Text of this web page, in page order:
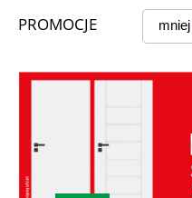
PROMOCJE mniej